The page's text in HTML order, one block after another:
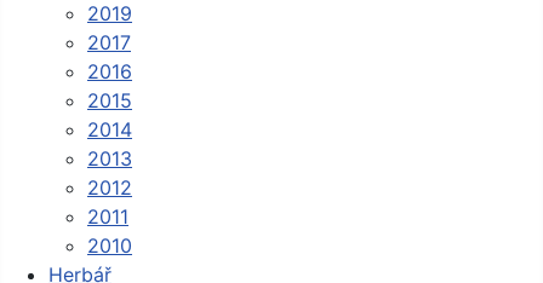
2019
2017
2016
2015
2014
2013
2012
2011
2010
Herbář